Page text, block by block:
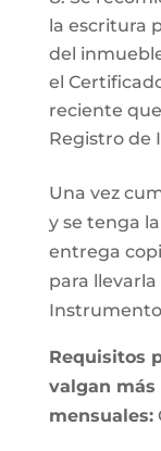
la escritura
del
el
reciente
Registro de
Una vez
y se tenga
entrega
para
Requisitos
valgan más
mensuales: